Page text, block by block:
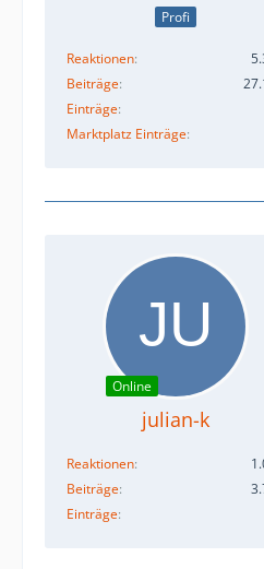
Profi
Reaktionen
Beiträge
Einträge
Marktplatz Einträge
Online
julian-k
Reaktionen
Beiträge
Einträge